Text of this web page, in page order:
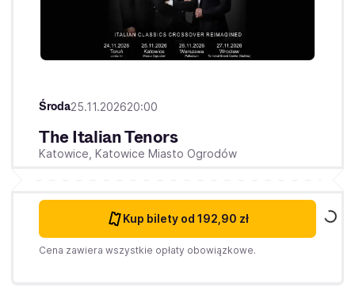
Środa25.11.202620:00
The Italian Tenors
Katowice, Katowice Miasto Ogrodów
Kup bilety od 192,90 zł
Cena zawiera wszystkie opłaty obowiązkowe.